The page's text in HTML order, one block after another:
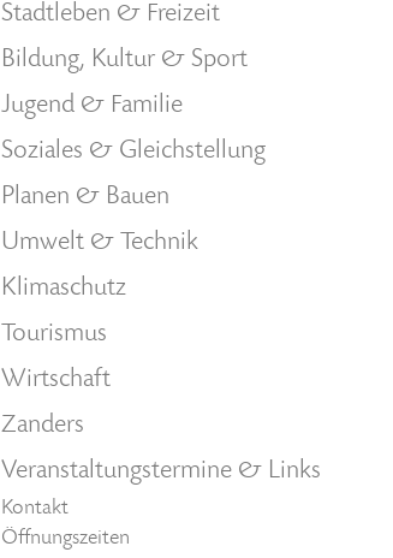
Stadtleben & Freizeit
Bildung, Kultur & Sport
Jugend & Familie
Soziales & Gleichstellung
Planen & Bauen
Umwelt & Technik
Klimaschutz
Tourismus
Wirtschaft
Zanders
Veranstaltungstermine & Links
Kontakt
Öffnungszeiten